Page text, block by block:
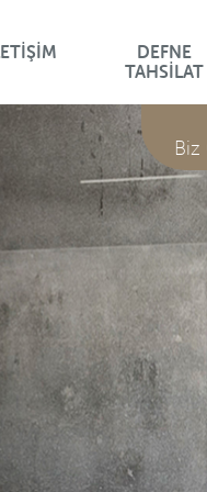
LAVANTA
Serisi
DEFNE
TAHSİLAT
Biz